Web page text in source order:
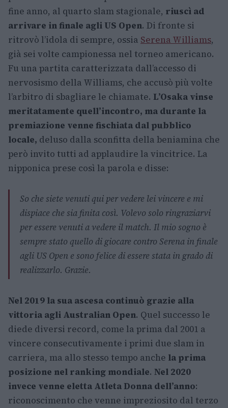
fine anno, al quarto slam stagionale, riuscì ad
arrivare in finale agli US Open. Di fronte si
ritrovò l’idola di sempre, ossia Serena Williams,
già sei volte campionessa nel torneo americano.
Fu una partita caratterizzata dall’accesso di
nervosismo della Williams, che accusò più volte
l’arbitro di sbagliare le chiamate. L’Osaka vinse
meritatamente quell’incontro, ma durante la
premiazione venne fischiata dal pubblico
locale, deluso dalla sconfitta della beniamina che
però invito tutti ad applaudire la vincitrice. La
nipponica prese così la parola e disse:
So che siete venuti qui per vedere lei vincere e mi
dispiace che sia finita così. Volevo solo ringraziarvi
per essere venuti a vedere il match. Il mio sogno è
sempre stato quello di giocare contro Serena in finale
agli US Open e sono felice di essere stata in grado di
realizzarlo. Grazie.
Nel 2019 la sua ascesa continuò grazie alla
vittoria agli Australian Open. Quel successo le
diede diversi record, come la prima dal 2001 a
vincere consecutivamente i primi due slam in
carriera, ma allo stesso tempo anche la prima
posizione nel ranking mondiale. Nel 2020
invece venne eletta Atleta Donna dell’anno:
riconoscimento che venne impreziosito dal terzo